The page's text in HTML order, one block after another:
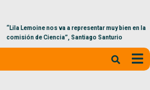
“Lila Lemoine nos va a representar muy bien en la
comisión de Ciencia”, Santiago Santurio